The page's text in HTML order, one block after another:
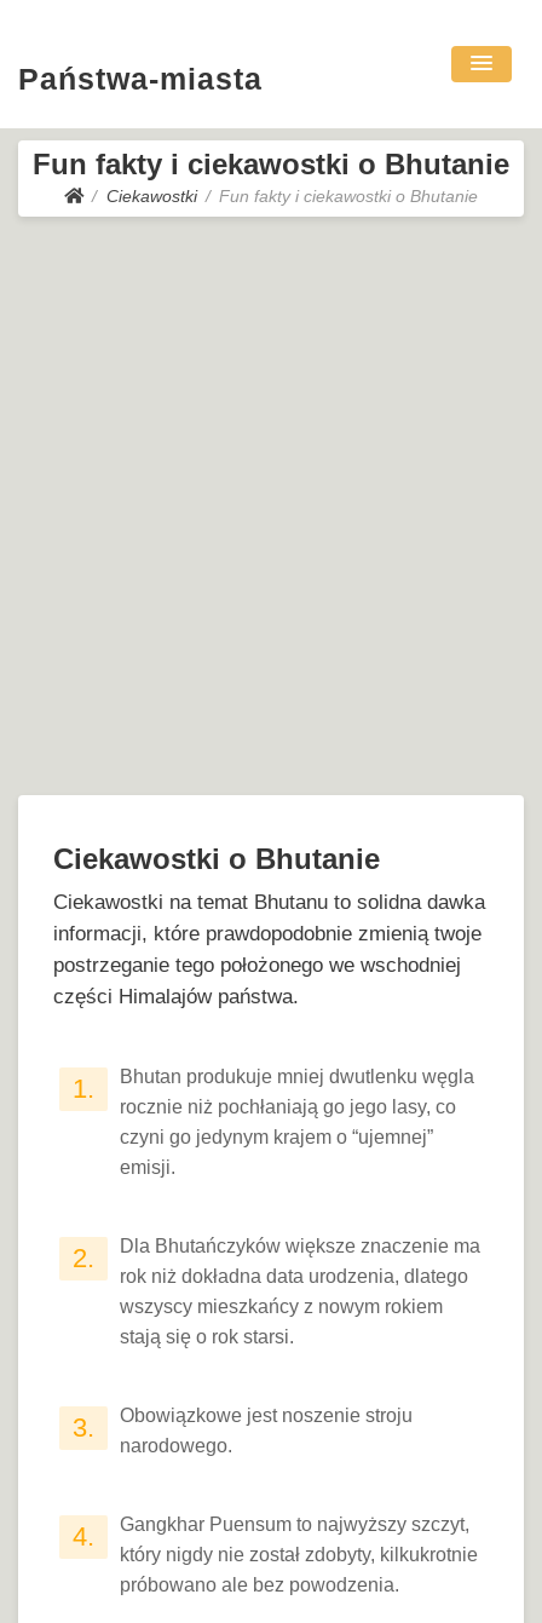
Państwa-miasta
Fun fakty i ciekawostki o Bhutanie
Ciekawostki Fun fakty i ciekawostki o Bhutanie
Ciekawostki o Bhutanie
Ciekawostki na temat Bhutanu to solidna dawka
informacji, które prawdopodobnie zmienią twoje
postrzeganie tego położonego we wschodniej
części Himalajów państwa.
1.
Bhutan produkuje mniej dwutlenku węgla
rocznie niż pochłaniają go jego lasy, co
czyni go jedynym krajem o “ujemnej”
emisji.
2.
Dla Bhutańczyków większe znaczenie ma
rok niż dokładna data urodzenia, dlatego
wszyscy mieszkańcy z nowym rokiem
stają się o rok starsi.
3.
Obowiązkowe jest noszenie stroju
narodowego.
4.
Gangkhar Puensum to najwyższy szczyt,
który nigdy nie został zdobyty, kilkukrotnie
próbowano ale bez powodzenia.